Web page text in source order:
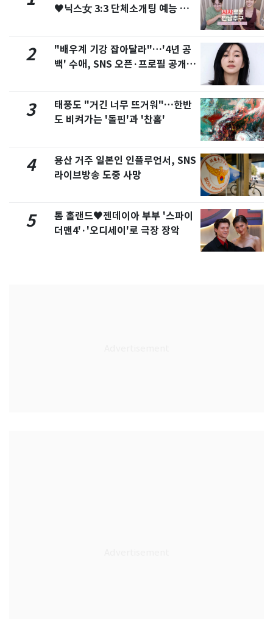
♥닉스女 3:3 단체소개팅 예능 화
2
"배우계 기강 잡아달라"…'4년 공
백' 수애, SNS 오픈·프로필 공개
3
태풍도 "거긴 너무 뜨거워"…한반
도 비켜가는 '돌핀'과 '찬홈'
4
용산 거주 일본인 인플루언서, SNS
라이브방송 도중 사망
5
톰 홀랜드♥젠데이아 부부 '스파이
더맨4'·'오디세이'로 극장 장악